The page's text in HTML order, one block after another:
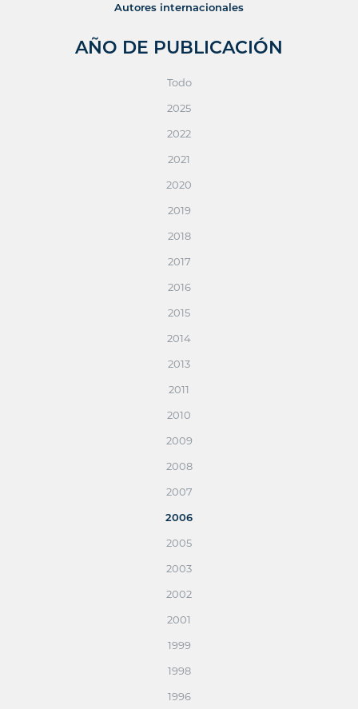
Autores internacionales
AÑO DE PUBLICACIÓN
Todo
2025
2022
2021
2020
2019
2018
2017
2016
2015
2014
2013
2011
2010
2009
2008
2007
2006
2005
2003
2002
2001
1999
1998
1996